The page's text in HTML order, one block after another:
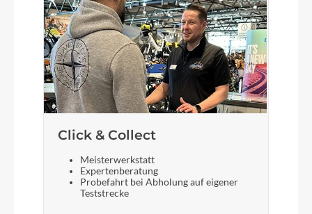
Click & Collect
Meisterwerkstatt
Expertenberatung
Probefahrt bei Abholung auf eigener
Teststrecke